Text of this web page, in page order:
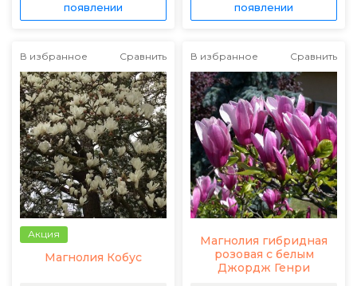
появлении
появлении
В избранное Сравнить
Акция
Магнолия Кобус
В избранное Сравнить
Магнолия гибридная
розовая с белым
Джордж Генри